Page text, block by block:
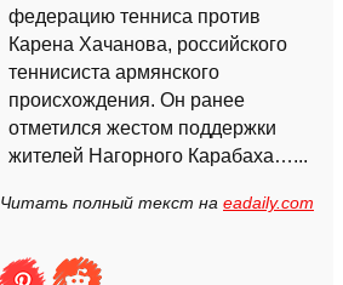
федерацию тенниса против
Карена Хачанова, российского
теннисиста армянского
происхождения. Он ранее
отметился жестом поддержки
жителей Нагорного Карабаха…...
Читать полный текст на eadaily.com